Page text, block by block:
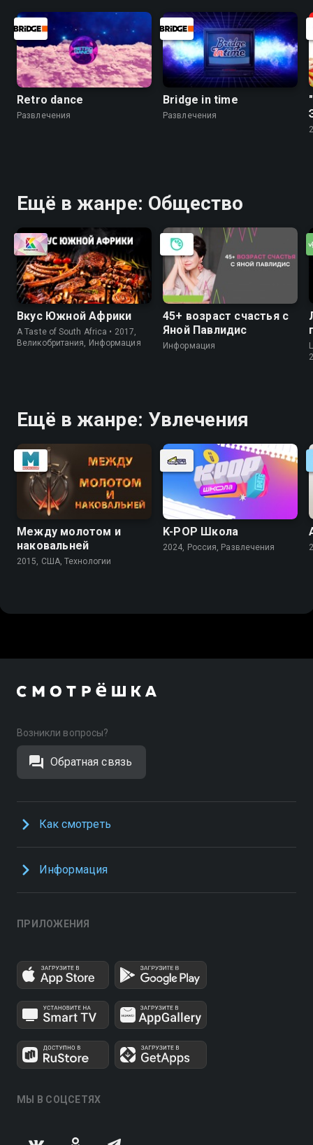
Retro dance
Развлечения
Bridge in time
Развлечения
Ещё в жанре: Общество
Вкус Южной Африки
A Taste of South Africa • 2017,
Великобритания, Информация
45+ возраст счастья с
Яной Павлидис
Информация
Ещё в жанре: Увлечения
Между молотом и
наковальней
2015, США, Технологии
K-PОР Школа
2024, Россия, Развлечения
Возникли вопросы?
Обратная связь
Как смотреть
Информация
ПРИЛОЖЕНИЯ
МЫ В СОЦСЕТЯХ